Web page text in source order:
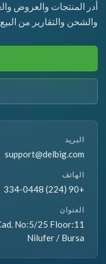
والشحن والتقارير من
البريد
support@delbig.com
الهاتف
+90 (224) 334-0448
العنوان
No:5/25 Floor:11
Nilufer / Bursa